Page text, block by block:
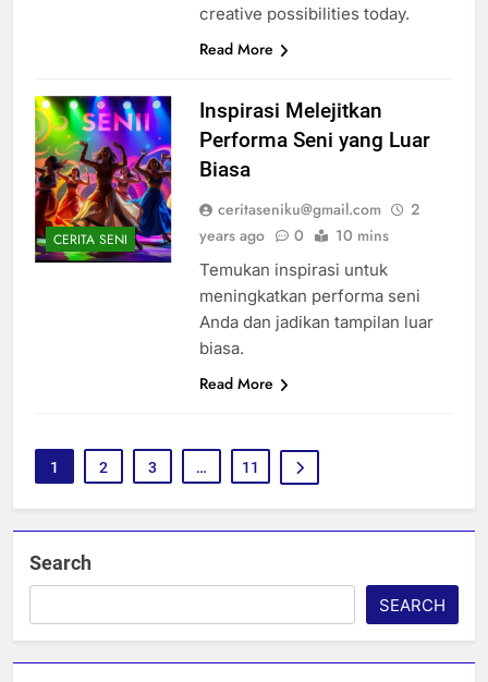
creative possibilities today.
Read More
CERITA SENI
Inspirasi Melejitkan
Performa Seni yang Luar
Biasa
ceritaseniku@gmail.com
2
years ago
0 10 mins
Temukan inspirasi untuk
meningkatkan performa seni
Anda dan jadikan tampilan luar
biasa.
Read More
1 2 3 … 11
Search
SEARCH